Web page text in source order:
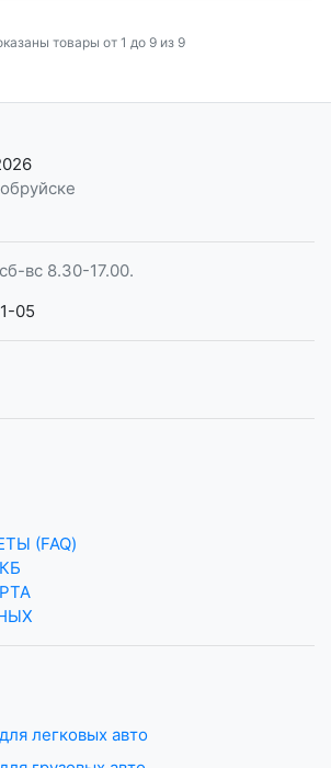
товары от 1 до 9 из 9
вс 8.30-17.00.
05
(FAQ)
легковых авто